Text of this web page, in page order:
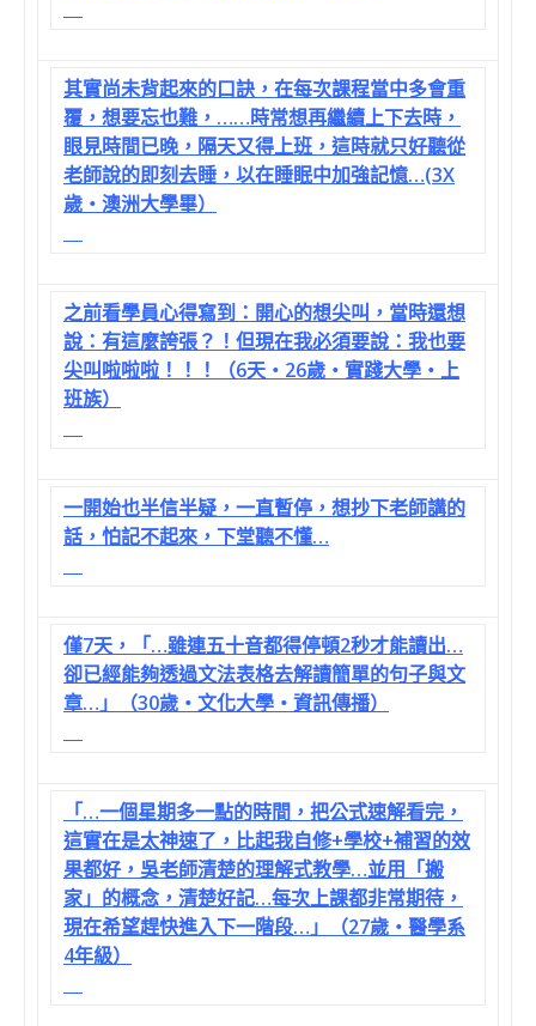
其實尚未背起來的口訣，在每次課程當中多會重
覆，想要忘也難，……時常想再繼續上下去時，
眼見時間已晚，隔天又得上班，這時就只好聽從
老師說的即刻去睡，以在睡眠中加強記憶…(3X
歲‧澳洲大學畢）
之前看學員心得寫到：開心的想尖叫，當時還想
說：有這麼誇張？！但現在我必須要說：我也要
尖叫啦啦啦！！！（6天‧26歲‧實踐大學‧上
班族）
一開始也半信半疑，一直暫停，想抄下老師講的
話，怕記不起來，下堂聽不懂…
僅7天，「…雖連五十音都得停頓2秒才能讀出…
卻已經能夠透過文法表格去解讀簡單的句子與文
章…」（30歲‧文化大學‧資訊傳播）
「…一個星期多一點的時間，把公式速解看完，
這實在是太神速了，比起我自修+學校+補習的效
果都好，吳老師清楚的理解式教學…並用「搬
家」的概念，清楚好記…每次上課都非常期待，
現在希望趕快進入下一階段…」（27歲‧醫學系
4年級）